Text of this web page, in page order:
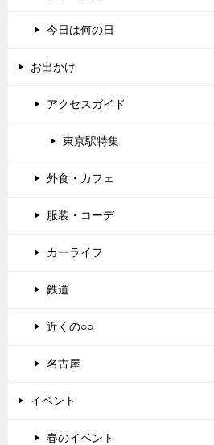
今日は何の日
お出かけ
アクセスガイド
東京駅特集
外食・カフェ
服装・コーデ
カーライフ
鉄道
近くの○○
名古屋
イベント
春のイベント